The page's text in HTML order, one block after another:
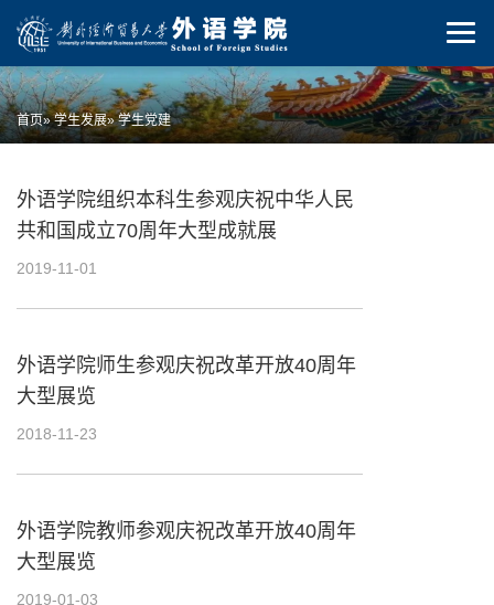
首页»学生发展» 学生党建
外语学院组织本科生参观庆祝中华人民
共和国成立70周年大型成就展
2019-11-01
外语学院师生参观庆祝改革开放40周年
大型展览
2018-11-23
外语学院教师参观庆祝改革开放40周年
大型展览
2019-01-03